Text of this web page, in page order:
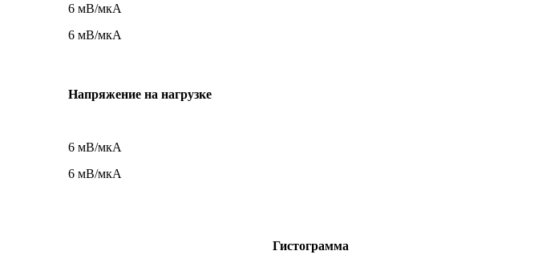
6 мВ/мкА
6 мВ/мкА
Напряжение на нагрузке
6 мВ/мкА
6 мВ/мкА
Гистограмма